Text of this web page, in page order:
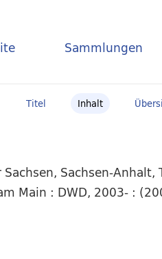
Sammlungen
Titel Inhalt
Sachsen-
Main : DWD, 2003- :